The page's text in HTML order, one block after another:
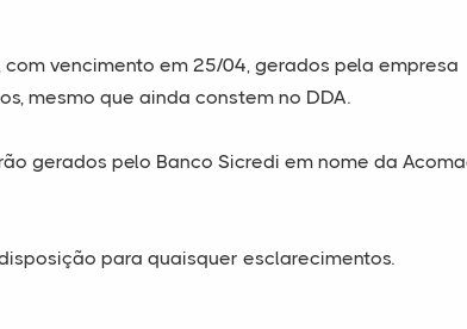
vencimento em 25/04, gerados pela empresa
mesmo que ainda constem no DDA.
gerados pelo Banco Sicredi em nome da
para quaisquer esclarecimentos.